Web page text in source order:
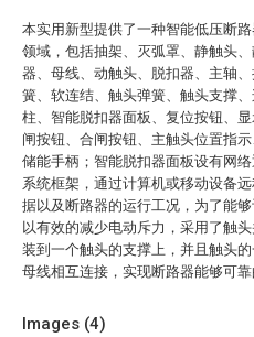
本实用新型提供了一种智能低压断
领域，包括抽架、灭弧罩、静触头
器、母线、动触头、脱扣器、主轴
簧、软连结、触头弹簧、触头支撑
柱、智能脱扣器面板、复位按钮、
闸按钮、合闸按钮、主触头位置指示
储能手柄；智能脱扣器面板设有网
系统框架，通过计算机或移动设备
据以及断路器的运行工况，为了能
以有效的减少电动斥力，采用了触
装到一个触头的支撑上，并且触头
母线相互连接，实现断路器能够可靠
Images (4)